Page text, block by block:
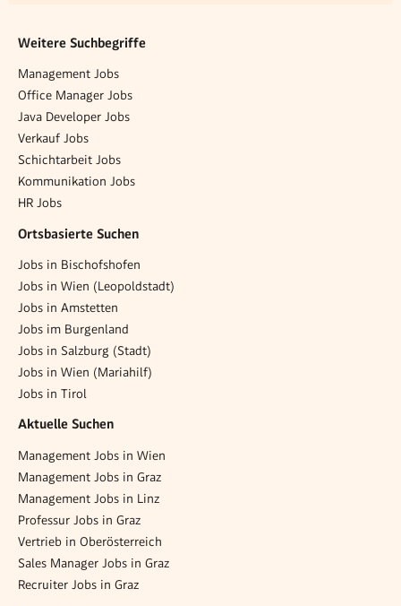
Weitere Suchbegriffe
Management Jobs
Office Manager Jobs
Java Developer Jobs
Verkauf Jobs
Schichtarbeit Jobs
Kommunikation Jobs
HR Jobs
Ortsbasierte Suchen
Jobs in Bischofshofen
Jobs in Wien (Leopoldstadt)
Jobs in Amstetten
Jobs im Burgenland
Jobs in Salzburg (Stadt)
Jobs in Wien (Mariahilf)
Jobs in Tirol
Aktuelle Suchen
Management Jobs in Wien
Management Jobs in Graz
Management Jobs in Linz
Professur Jobs in Graz
Vertrieb in Oberösterreich
Sales Manager Jobs in Graz
Recruiter Jobs in Graz